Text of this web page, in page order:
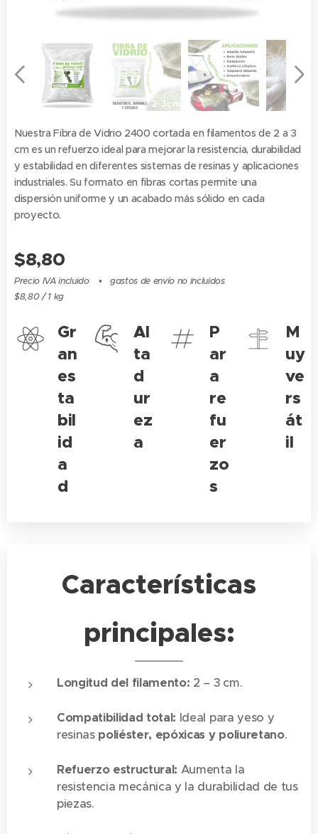
Nuestra Fibra de Vidrio 2400 cortada en filamentos de 2 a 3
cm es un refuerzo ideal para mejorar la resistencia, durabilidad
y estabilidad en diferentes sistemas de resinas y aplicaciones
industriales. Su formato en fibras cortas permite una
dispersión uniforme y un acabado más sólido en cada
proyecto.
$8,80
Precio IVA incluido
gastos de envío no incluidos
$8,80 / 1 kg
Gr
an
es
ta
bil
id
a
d
Al
ta
d
ur
ez
a
P
ar
a
re
fu
er
zo
s
M
uy
ve
rs
át
il
Características
principales:
Longitud del filamento: 2 – 3 cm.
Compatibilidad total: Ideal para yeso y
resinas poliéster, epóxicas y poliuretano.
Refuerzo estructural: Aumenta la
resistencia mecánica y la durabilidad de tus
piezas.